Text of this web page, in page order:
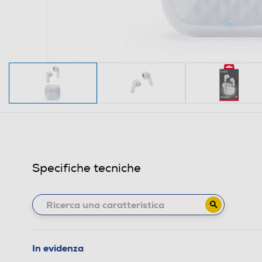
Specifiche tecniche
In evidenza